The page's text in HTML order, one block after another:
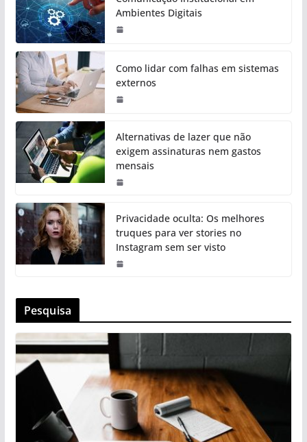
Ambientes Digitais
Como lidar com falhas em sistemas
externos
Alternativas de lazer que não
exigem assinaturas nem gastos
mensais
Privacidade oculta: Os melhores
truques para ver stories no
Instagram sem ser visto
Pesquisa